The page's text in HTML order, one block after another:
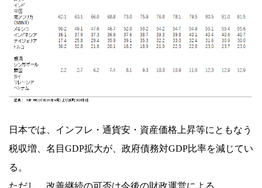
日本では、インフレ・通貨安・資産価格上昇等にともなう
税収増、名目GDP拡大が、政府債務対GDP比率を減じてい
る。